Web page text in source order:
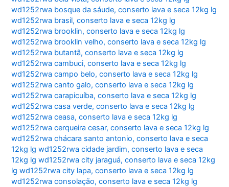
wd1252rwa bosque da sáude,conserto lava e seca 12kg lg
wd1252rwa brasil,conserto lava e seca 12kg lg
wd1252rwa brooklin,conserto lava e seca 12kg lg
wd1252rwa brooklin velho,conserto lava e seca 12kg lg
wd1252rwa butantã,conserto lava e seca 12kg lg
wd1252rwa cambuci,conserto lava e seca 12kg lg
wd1252rwa campo belo,conserto lava e seca 12kg lg
wd1252rwa canto galo,conserto lava e seca 12kg lg
wd1252rwa carapicuíba,conserto lava e seca 12kg lg
wd1252rwa casa verde,conserto lava e seca 12kg lg
wd1252rwa ceasa,conserto lava e seca 12kg lg
wd1252rwa cerqueira cesar,conserto lava e seca 12kg lg
wd1252rwa chácara santo antonio,conserto lava e seca
12kg lg wd1252rwa cidade jardim,conserto lava e seca
12kg lg wd1252rwa city jaraguá,conserto lava e seca 12kg
lg wd1252rwa city lapa,conserto lava e seca 12kg lg
wd1252rwa consolação,conserto lava e seca 12kg lg